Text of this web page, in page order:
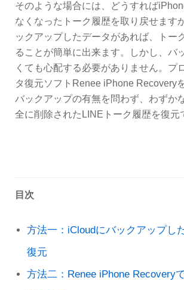
そのような場合には、どうすれば
なくなったトーク履歴を取り戻せます
ックアップしたデータがあれば、トー
ることが簡単に出来ます。しかし、バ
くても心配する必要がありません。プ
タ復元ソフトRenee iPhone Recovery
バックアップの有無を問わず、わずか
全に削除されたLINEトーク履歴を復元
目次
方法一：iCloudにバックアップし
復元
方法二：Renee iPhone Recovery